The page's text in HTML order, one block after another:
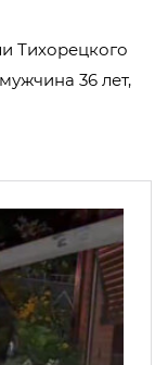
Тихорецкого
36 лет,